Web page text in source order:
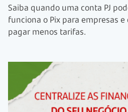
Saiba quando uma conta PJ
funciona o Pix para empresas
pagar menos tarifas.